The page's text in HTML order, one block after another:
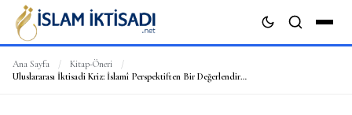
ARA
Ana Sayfa / Kitap-Öneri
/
Uluslararası İktisadi Kriz: İslamî Perspektiften Bir Değerlendirme